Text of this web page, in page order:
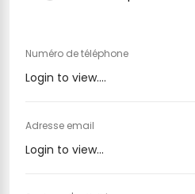
Numéro de téléphone
Login to view....
Adresse email
Login to view...